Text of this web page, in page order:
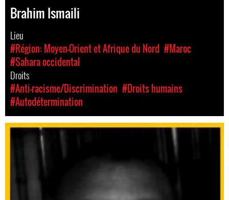
Brahim Ismaili
Lieu
#Région: Moyen-Orient et Afrique du Nord #Maroc
#Sahara occidental
Droits
#Anti-racisme/Discrimination #Droits humains
#Autodétermination